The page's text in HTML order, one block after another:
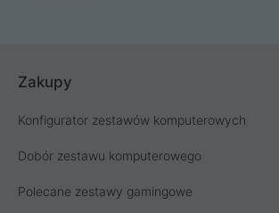
Zakupy
Konfigurator zestawów komputerowych
Dobór zestawu komputerowego
Polecane zestawy gamingowe